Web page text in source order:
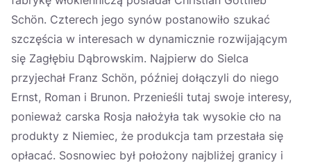
Schön. Czterech jego synów postanowiło szukać
szczęścia w interesach w dynamicznie rozwijającym
się Zagłębiu Dąbrowskim. Najpierw do Sielca
przyjechał Franz Schön, później dołączyli do niego
Ernst, Roman i Brunon. Przenieśli tutaj swoje interesy,
ponieważ carska Rosja nałożyła tak wysokie cło na
produkty z Niemiec, że produkcja tam przestała się
opłacać. Sosnowiec był położony najbliżej granicy i